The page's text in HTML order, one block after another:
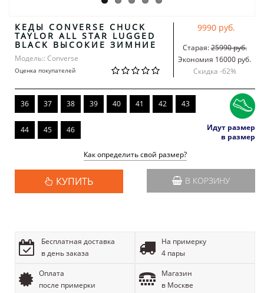
КЕДЫ CONVERSE CHUCK
TAYLOR ALL STAR LUGGED
BLACK ВЫСОКИЕ ЗИМНИЕ
Модель:: Converse
Оценка покупателей
9990 руб.
Старая:25990 руб.
Экономия 16000 руб.
Скидка -62%
36 37 38 39 40 41 42 43
44 45 46
Идут размер
в размер
Как определить свой размер?
КУПИТЬ В КОРЗИНУ
Бесплатная доставка
в день заказа
На примерку
4 пары
Оплата
после примерки
Магазин
в Москве